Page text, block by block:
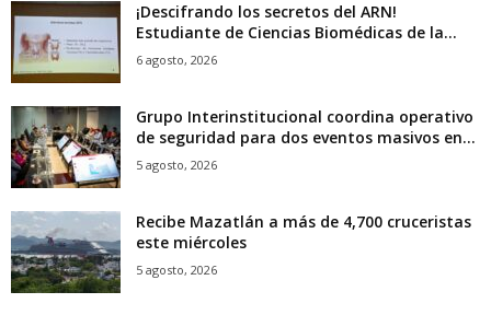
¡Descifrando los secretos del ARN!
Estudiante de Ciencias Biomédicas de la...
6 agosto, 2026
Grupo Interinstitucional coordina operativo
de seguridad para dos eventos masivos en...
5 agosto, 2026
Recibe Mazatlán a más de 4,700 cruceristas
este miércoles
5 agosto, 2026